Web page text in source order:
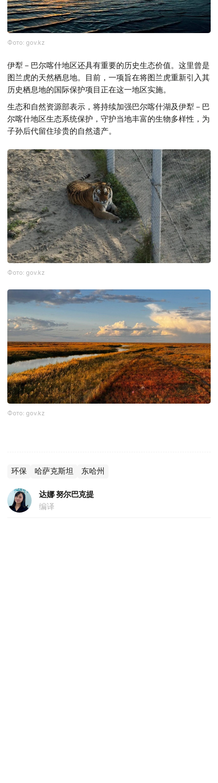
Фото: gov.kz
伊犁－巴尔喀什地区还具有重要的历史生态价值。这里曾是
图兰虎的天然栖息地。目前，一项旨在将图兰虎重新引入其
历史栖息地的国际保护项目正在这一地区实施。
生态和自然资源部表示，将持续加强巴尔喀什湖及伊犁－巴
尔喀什地区生态系统保护，守护当地丰富的生物多样性，为
子孙后代留住珍贵的自然遗产。
Фото: gov.kz
Фото: gov.kz
环保 哈萨克斯坦 东哈州
达娜 努尔巴克提
编译